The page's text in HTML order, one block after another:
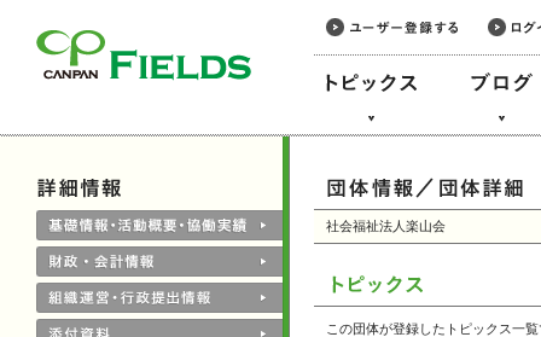
社会福祉法人楽山会
この団体が登録したトピックス一